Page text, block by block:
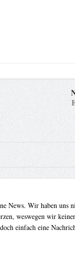
News. Wir haben uns
weswegen wir
einfach eine